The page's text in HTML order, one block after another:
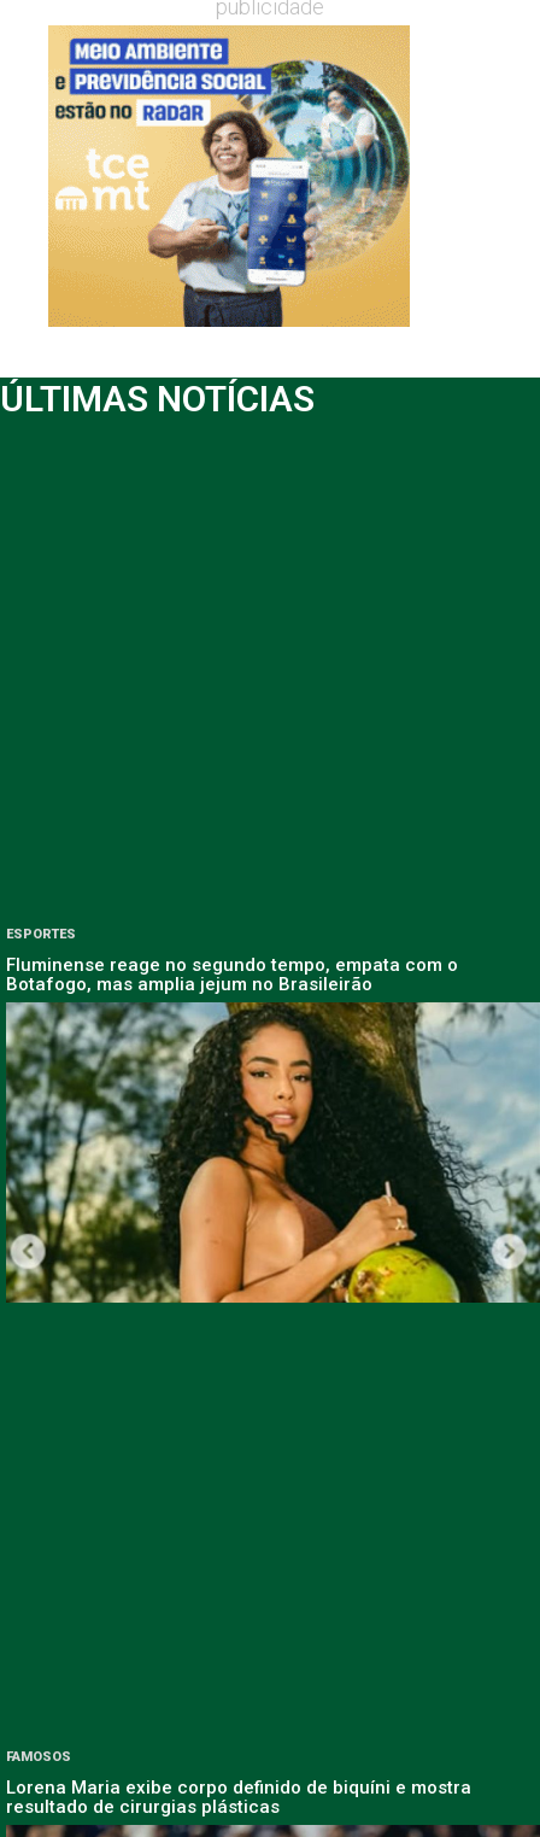
publicidade
ÚLTIMAS NOTÍCIAS
ESPORTES
Fluminense reage no segundo tempo, empata com o
Botafogo, mas amplia jejum no Brasileirão
FAMOSOS
Lorena Maria exibe corpo definido de biquíni e mostra
resultado de cirurgias plásticas